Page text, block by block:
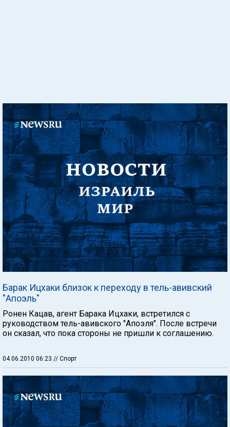
Барак Ицхаки близок к переходу в тель-авивский
"Апоэль"
Ронен Кацав, агент Барака Ицхаки, встретился с
руководством тель-авивского "Апоэля". После встречи
он сказал, что пока стороны не пришли к соглашению.
04.06.2010 06:23 // Спорт